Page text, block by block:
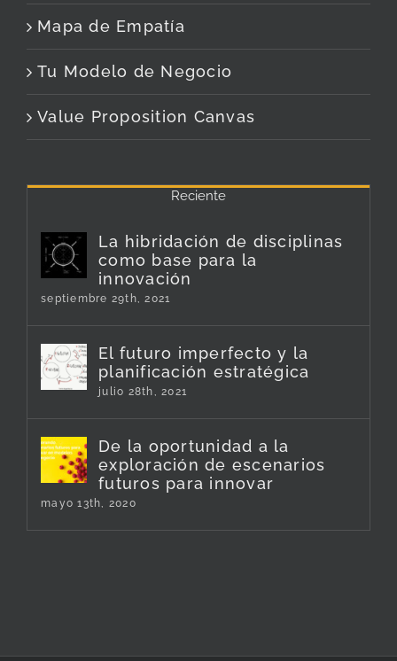
Mapa de Empatía
Tu Modelo de Negocio
Value Proposition Canvas
Reciente
La hibridación de disciplinas
como base para la
innovación
septiembre 29th, 2021
El futuro imperfecto y la
planificación estratégica
julio 28th, 2021
De la oportunidad a la
exploración de escenarios
futuros para innovar
mayo 13th, 2020